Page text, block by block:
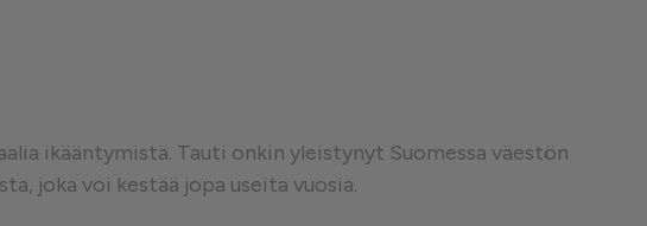
ikääntymistä. Tauti onkin yleistynyt Suomessa väestön
joka voi kestää jopa useita vuosia.